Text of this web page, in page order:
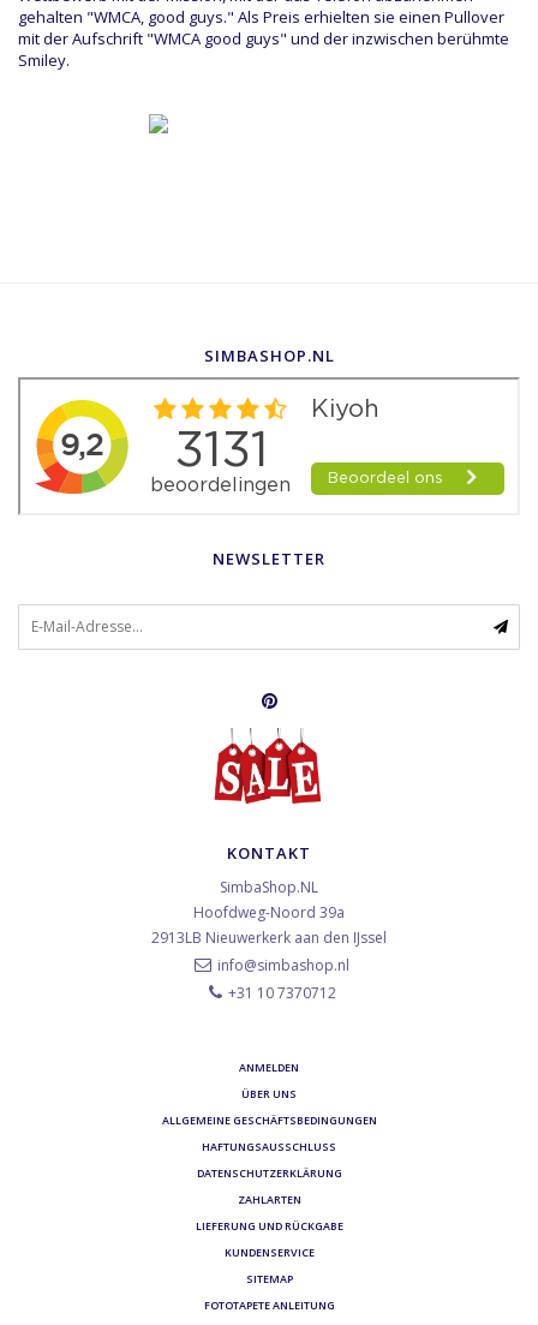
gehalten "WMCA, good guys." Als Preis erhielten sie einen Pullover
mit der Aufschrift "WMCA good guys" und der inzwischen berühmte
Smiley.
SIMBASHOP.NL
NEWSLETTER
KONTAKT
SimbaShop.NL
Hoofdweg-Noord 39a
2913LB Nieuwerkerk aan den IJssel
info@simbashop.nl
+31 10 7370712
ANMELDEN
ÜBER UNS
ALLGEMEINE GESCHÄFTSBEDINGUNGEN
HAFTUNGSAUSSCHLUSS
DATENSCHUTZERKLÄRUNG
ZAHLARTEN
LIEFERUNG UND RÜCKGABE
KUNDENSERVICE
SITEMAP
FOTOTAPETE ANLEITUNG